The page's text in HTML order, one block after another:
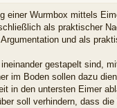
einer Wurmbox mittels
als praktischer
und als
gestapelt sind,
im Boden sollen dazu
in den untersten Eimer
soll verhindern, dass